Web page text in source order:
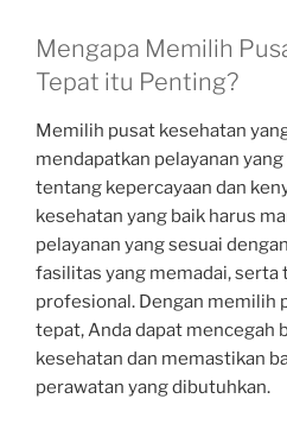
Mengapa Memilih
Tepat itu Penting?
Memilih pusat kesehatan
mendapatkan pelayanan
tentang kepercayaan dan
kesehatan yang baik harus
pelayanan yang sesuai
fasilitas yang memadai, serta
profesional. Dengan memilih
tepat, Anda dapat mencegah
kesehatan dan memastikan
perawatan yang dibutuhkan.